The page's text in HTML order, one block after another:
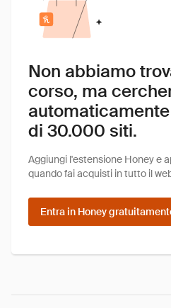
Non abbiamo
corso, ma
di 30.000 siti.
Aggiungi l'estensione Honey e
quando fai acquisti in tutto il
Entra in Honey